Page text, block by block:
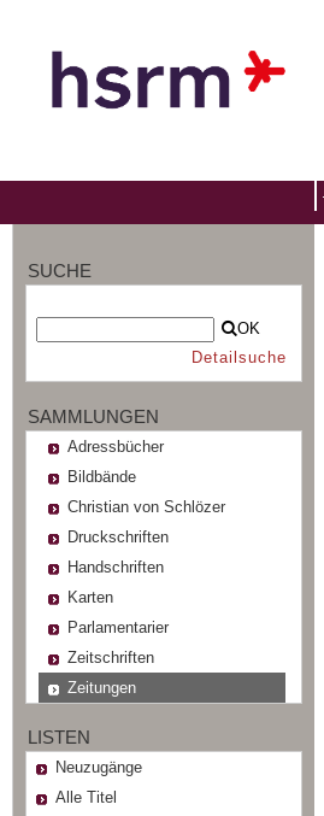
SUCHE
OK
Detailsuche
SAMMLUNGEN
Adressbücher
Bildbände
Christian von Schlözer
Druckschriften
Handschriften
Karten
Parlamentarier
Zeitschriften
Zeitungen
LISTEN
Neuzugänge
Alle Titel